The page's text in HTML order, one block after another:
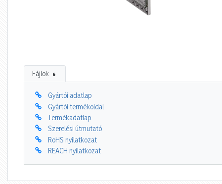
Fájlok 6
Gyártói adatlap
Gyártói termékoldal
Termékadatlap
Szerelési útmutató
RoHS nyilatkozat
REACH nyilatkozat